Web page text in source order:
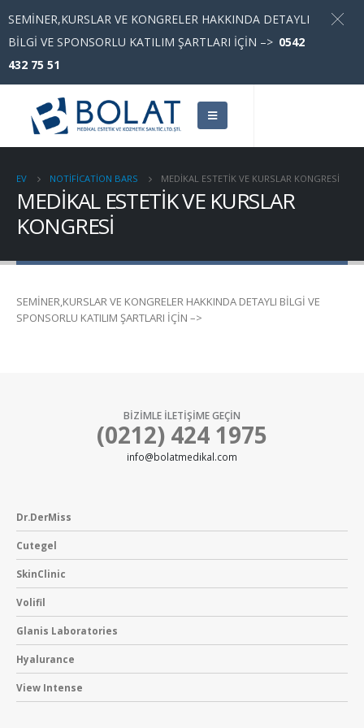
EV NOTIFICATION BARS MEDİKAL ESTETİK VE KURSLAR KONGRESİ
MEDİKAL ESTETİK VE KURSLAR
KONGRESİ
SEMİNER,KURSLAR VE KONGRELER HAKKINDA DETAYLI BİLGİ VE
SPONSORLU KATILIM ŞARTLARI İÇİN –>
BİZİMLE İLETİŞİME GEÇİN
(0212) 424 1975
info@bolatmedikal.com
Dr.DerMiss
Cutegel
SkinClinic
Volifil
Glanis Laboratories
Hyalurance
View Intense
SEMİNER,KURSLAR VE KONGRELER HAKKINDA DETAYLI
BİLGİ VE SPONSORLU KATILIM ŞARTLARI İÇİN –> 0542
432 75 51